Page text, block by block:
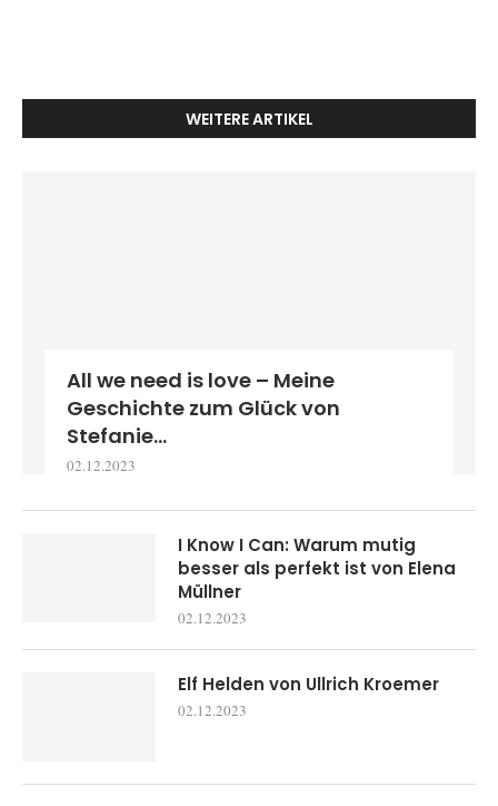
WEITERE ARTIKEL
All we need is love – Meine
Geschichte zum Glück von
Stefanie...
02.12.2023
I Know I Can: Warum mutig
besser als perfekt ist von Elena
Müllner
02.12.2023
Elf Helden von Ullrich Kroemer
02.12.2023